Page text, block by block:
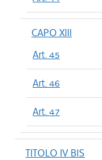
CAPO XIII
Art. 45
Art. 46
Art. 47
TITOLO IV BIS